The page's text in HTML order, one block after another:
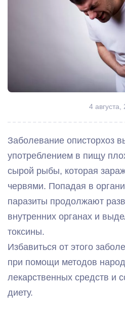
4 августа,
Заболевание описторхоз
употреблением в пищу
сырой рыбы, которая
червями. Попадая в
паразиты продолжают
внутренних органах и
токсины.
Избавиться от этого
при помощи методов
лекарственных средств и
диету.